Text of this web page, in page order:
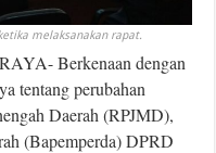
melaksanakan rapat.
Berkenaan dengan
tentang perubahan
Daerah (RPJMD),
(Bapemperda) DPRD